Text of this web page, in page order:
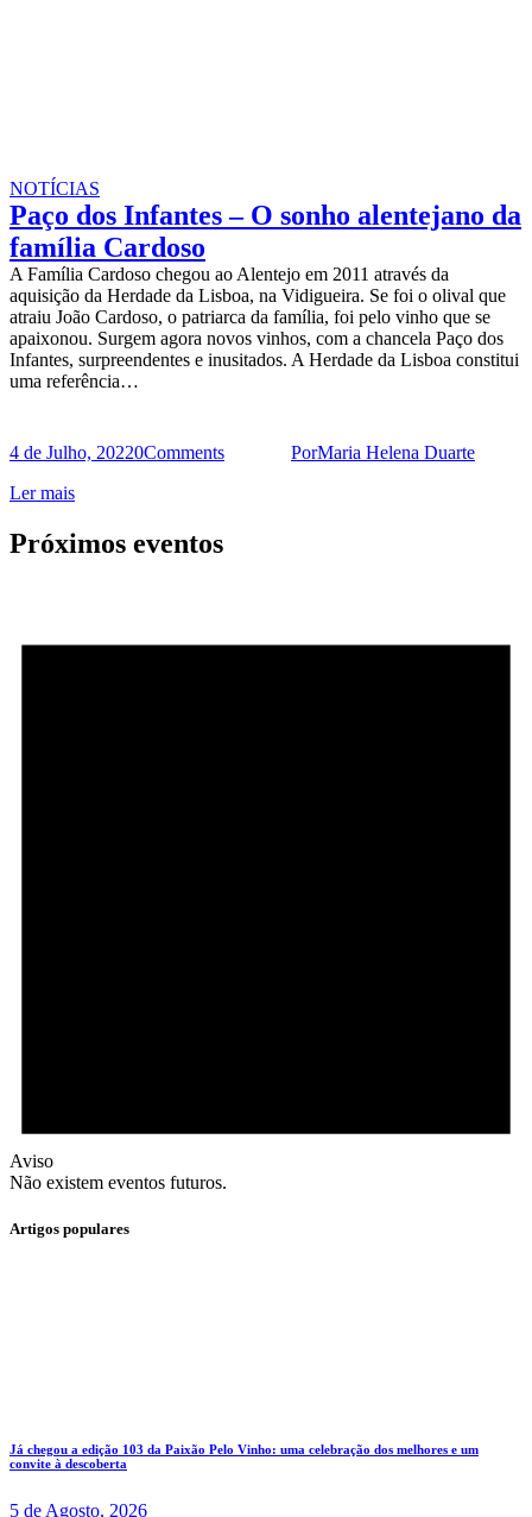
NOTÍCIAS
Paço dos Infantes – O sonho alentejano da
família Cardoso
A Família Cardoso chegou ao Alentejo em 2011 através da
aquisição da Herdade da Lisboa, na Vidigueira. Se foi o olival que
atraiu João Cardoso, o patriarca da família, foi pelo vinho que se
apaixonou. Surgem agora novos vinhos, com a chancela Paço dos
Infantes, surpreendentes e inusitados. A Herdade da Lisboa constitui
uma referência…
4 de Julho, 20220Comments PorMaria Helena Duarte
Ler mais
Próximos eventos
Aviso
Não existem eventos futuros.
Artigos populares
Já chegou a edição 103 da Paixão Pelo Vinho: uma celebração dos melhores e um
convite à descoberta
5 de Agosto, 2026